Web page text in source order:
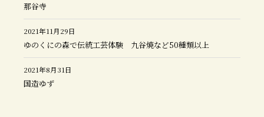
那谷寺
2021年11月29日
ゆのくにの森で伝統工芸体験 九谷焼など50種類以上
2021年8月31日
国造ゆず